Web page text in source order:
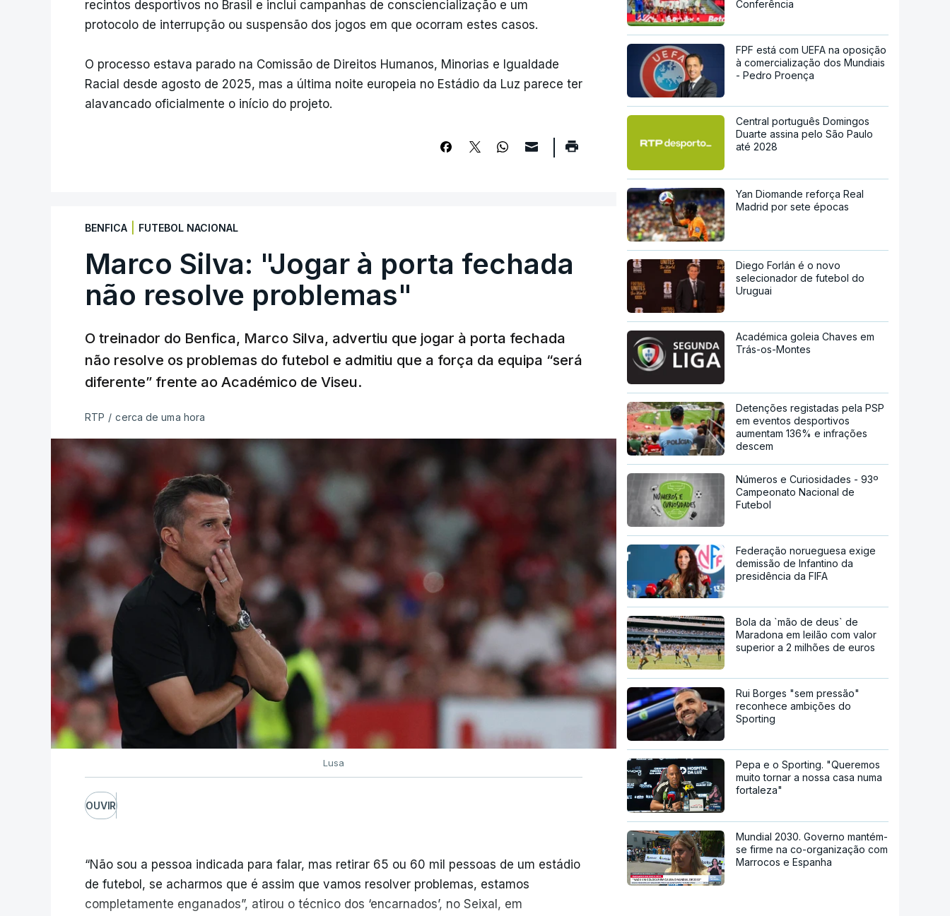
recintos desportivos no Brasil e inclui campanhas de consciencialização e um
protocolo de interrupção ou suspensão dos jogos em que ocorram estes casos.
O processo estava parado na Comissão de Direitos Humanos, Minorias e Igualdade
Racial desde agosto de 2025, mas a última noite europeia no Estádio da Luz parece ter
alavancado oficialmente o início do projeto.
BENFICA FUTEBOL NACIONAL
Marco Silva: "Jogar à porta fechada
não resolve problemas"
O treinador do Benfica, Marco Silva, advertiu que jogar à porta fechada
não resolve os problemas do futebol e admitiu que a força da equipa “será
diferente” frente ao Académico de Viseu.
RTP / cerca de uma hora
Lusa
OUVIR
“Não sou a pessoa indicada para falar, mas retirar 65 ou 60 mil pessoas de um estádio
de futebol, se acharmos que é assim que vamos resolver problemas, estamos
completamente enganados”, atirou o técnico dos ‘encarnados’, no Seixal, em
Conferência
FPF está com UEFA na oposição
à comercialização dos Mundiais
- Pedro Proença
Central português Domingos
Duarte assina pelo São Paulo
até 2028
Yan Diomande reforça Real
Madrid por sete épocas
Diego Forlán é o novo
selecionador de futebol do
Uruguai
Académica goleia Chaves em
Trás-os-Montes
Detenções registadas pela PSP
em eventos desportivos
aumentam 136% e infrações
descem
Números e Curiosidades - 93º
Campeonato Nacional de
Futebol
Federação norueguesa exige
demissão de Infantino da
presidência da FIFA
Bola da `mão de deus` de
Maradona em leilão com valor
superior a 2 milhões de euros
Rui Borges "sem pressão"
reconhece ambições do
Sporting
Pepa e o Sporting. "Queremos
muito tornar a nossa casa numa
fortaleza"
Mundial 2030. Governo mantém-
se firme na co-organização com
Marrocos e Espanha